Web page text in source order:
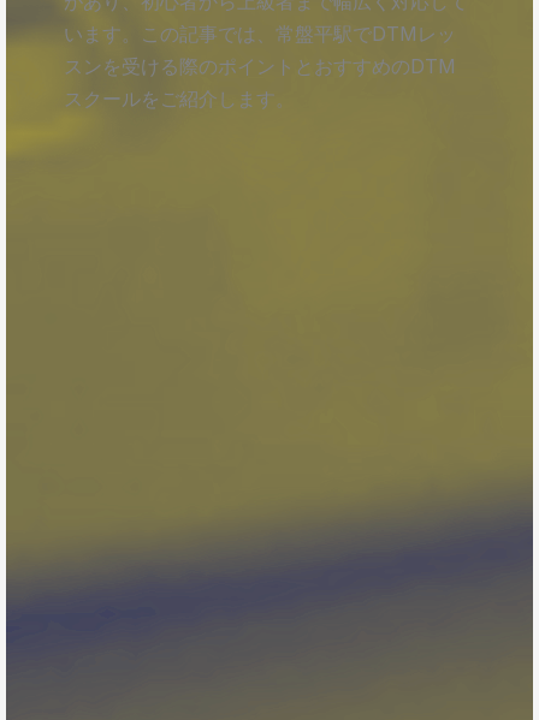
います。この記事では、常盤平駅でDTMレッ
スンを受ける際のポイントとおすすめのDTM
スクールをご紹介します。